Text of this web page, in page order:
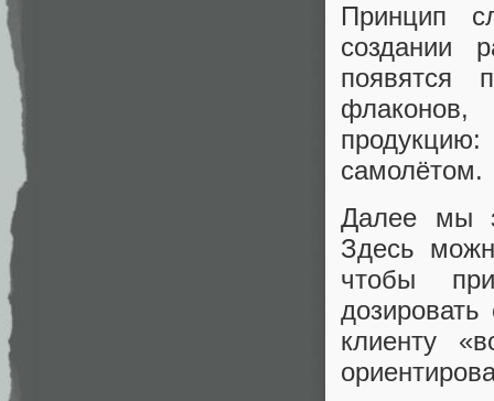
Принцип
создании
появятся
самолётом.
Далее мы
Здесь
чтобы
клиенту